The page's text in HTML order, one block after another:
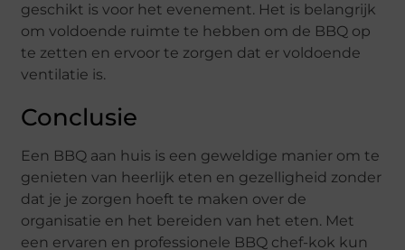
geschikt is voor het evenement. Het is belangrijk
om voldoende ruimte te hebben om de BBQ op
te zetten en ervoor te zorgen dat er voldoende
ventilatie is.
Conclusie
Een BBQ aan huis is een geweldige manier om te
genieten van heerlijk eten en gezelligheid zonder
dat je je zorgen hoeft te maken over de
organisatie en het bereiden van het eten. Met
een ervaren en professionele BBQ chef-kok kun